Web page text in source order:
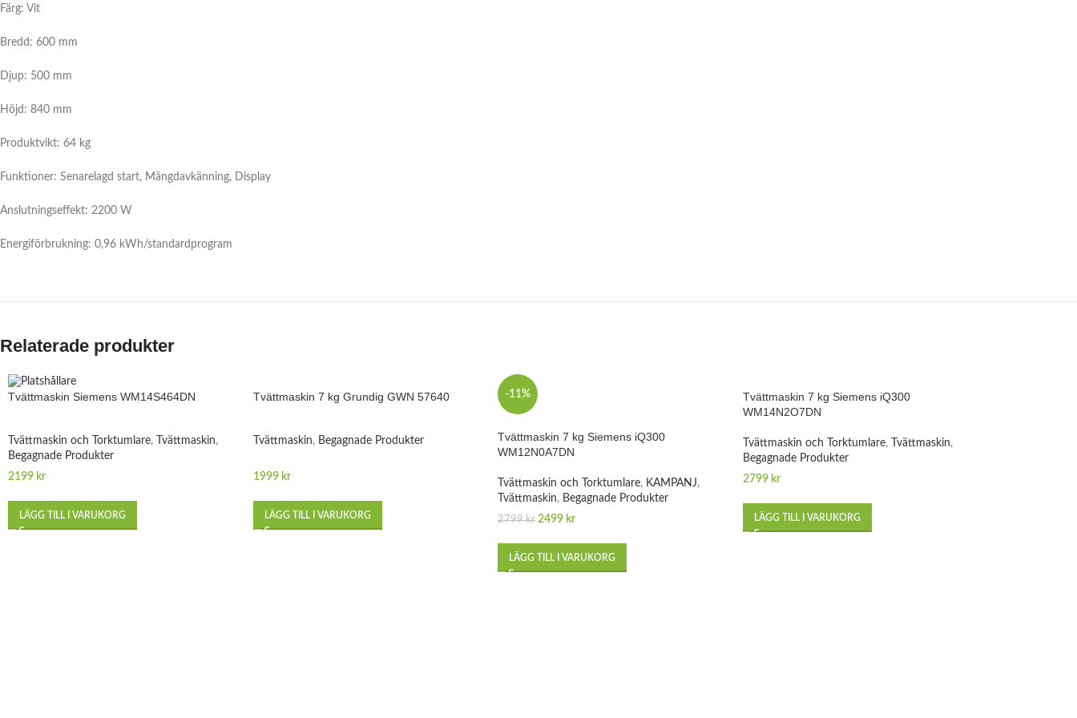
Färg: Vit
Bredd: 600 mm
Djup: 500 mm
Höjd: 840 mm
Produktvikt: 64 kg
Funktioner: Senarelagd start, Mängdavkänning, Display
Anslutningseffekt: 2200 W
Energiförbrukning: 0,96 kWh/standardprogram
Relaterade produkter
Tvättmaskin Siemens WM14S464DN
Tvättmaskin och Torktumlare, Tvättmaskin,
Begagnade Produkter
2199 kr
LÄGG TILL I VARUKORG
Tvättmaskin 7 kg Grundig GWN 57640
Tvättmaskin, Begagnade Produkter
1999 kr
LÄGG TILL I VARUKORG
-11%
Tvättmaskin 7 kg Siemens iQ300
WM12N0A7DN
Tvättmaskin och Torktumlare, KAMPANJ,
Tvättmaskin, Begagnade Produkter
2799kr 2499 kr
LÄGG TILL I VARUKORG
Tvättmaskin 7 kg Siemens iQ300
WM14N2O7DN
Tvättmaskin och Torktumlare, Tvättmaskin,
Begagnade Produkter
2799 kr
LÄGG TILL I VARUKORG